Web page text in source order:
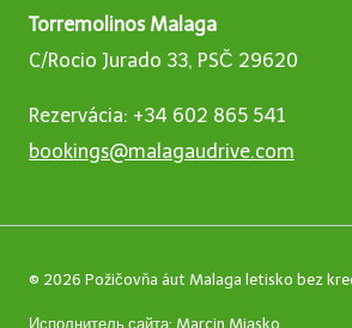
Torremolinos Malaga
C/Rocio Jurado 33, PSČ 29620
Rezervácia: +34 602 865 541
bookings@malagaudrive.com
© 2026 Požičovňa áut Malaga letisko bez
Исполнитель сайта: Marcin Miąsko